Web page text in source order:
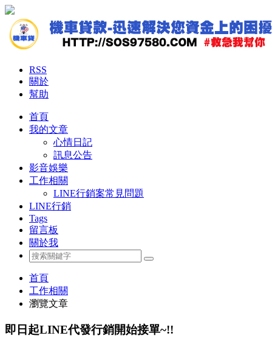
RSS
關於
幫助
首頁
我的文章
心情日記
訊息公告
影音娛樂
工作相關
LINE行銷案常見問題
LINE行銷
Tags
留言板
關於我
首頁
工作相關
瀏覽文章
即日起LINE代發行銷開始接單~!!